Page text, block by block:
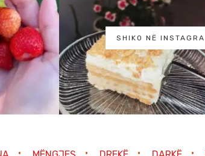
SHIKO NË